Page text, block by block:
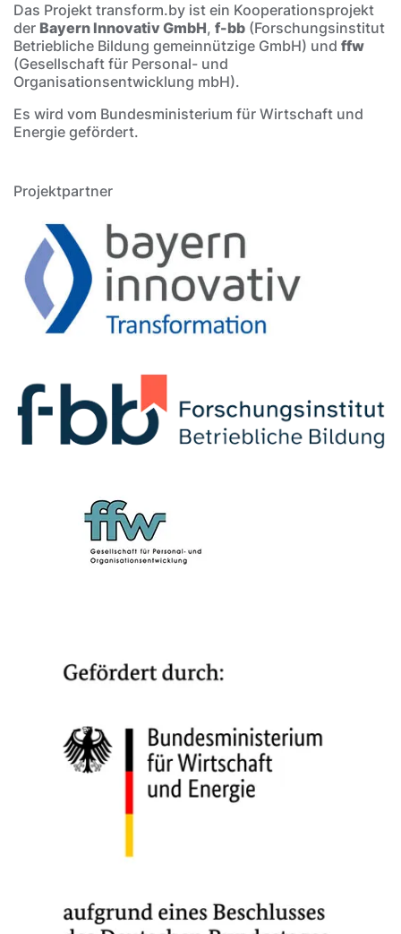
Das Projekt transform.by ist ein Kooperationsprojekt
der Bayern Innovativ GmbH, f-bb (Forschungsinstitut
Betriebliche Bildung gemeinnützige GmbH) und ffw
(Gesellschaft für Personal- und
Organisationsentwicklung mbH).
Es wird vom Bundesministerium für Wirtschaft und
Energie gefördert.
Projektpartner